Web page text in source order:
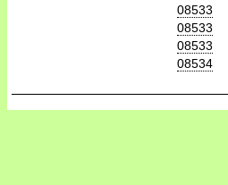
08533
08533
08533
08534